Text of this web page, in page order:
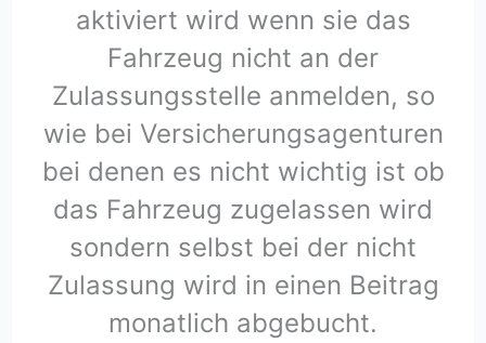
aktiviert wird wenn sie das
Fahrzeug nicht an der
Zulassungsstelle anmelden, so
wie bei Versicherungsagenturen
bei denen es nicht wichtig ist ob
das Fahrzeug zugelassen wird
sondern selbst bei der nicht
Zulassung wird in einen Beitrag
monatlich abgebucht.